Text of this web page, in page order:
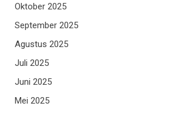
Oktober 2025
September 2025
Agustus 2025
Juli 2025
Juni 2025
Mei 2025